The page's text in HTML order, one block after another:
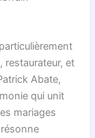
restaurateur, et
Abate,
qui unit
mariages
résonne